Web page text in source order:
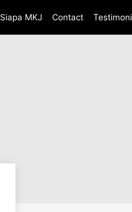
Siapa MKJ Contact Testimoni